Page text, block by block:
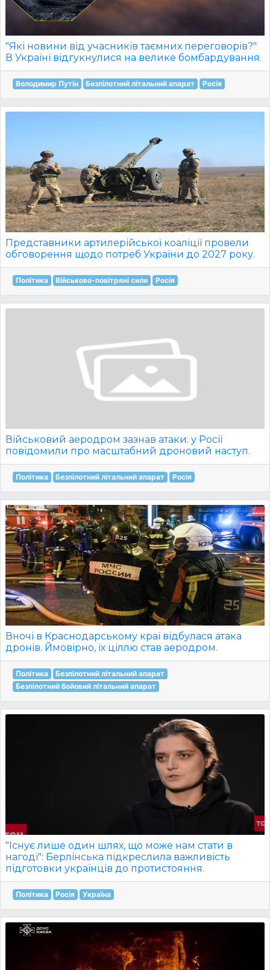
"Які новини від учасників таємних переговорів?"
В Україні відгукнулися на велике бомбардування.
Володимир Путін Безпілотний літальний апарат Росія
Представники артилерійської коаліції провели
обговорення щодо потреб України до 2027 року.
Політика Військово-повітряні сили Росія
Військовий аеродром зазнав атаки: у Росії
повідомили про масштабний дроновий наступ.
Політика Безпілотний літальний апарат Росія
Вночі в Краснодарському краї відбулася атака
дронів. Ймовірно, їх ціллю став аеродром.
Політика
Безпілотний літальний апарат
Безпілотний бойовий літальний апарат
"Існує лише один шлях, що може нам стати в
нагоді": Берлінська підкреслила важливість
підготовки українців до протистояння.
Політика Росія Україна